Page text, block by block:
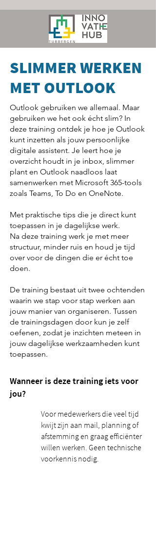
SLIMMER WERKEN
MET OUTLOOK
Outlook gebruiken we allemaal. Maar
gebruiken we het ook écht slim? In
deze training ontdek je hoe je Outlook
kunt inzetten als jouw persoonlijke
digitale assistent. Je leert hoe je
overzicht houdt in je inbox, slimmer
plant en Outlook naadloos laat
samenwerken met Microsoft 365-tools
zoals Teams, To Do en OneNote.
Met praktische tips die je direct kunt
toepassen in je dagelijkse werk.
Na deze training werk je met meer
structuur, minder ruis en houd je tijd
over voor de dingen die er écht toe
doen.
De training bestaat uit twee ochtenden
waarin we stap voor stap werken aan
jouw manier van organiseren. Tussen
de trainingsdagen door kun je zelf
oefenen, zodat je inzichten meteen in
jouw dagelijkse werkzaamheden kunt
toepassen.
Wanneer is deze training iets voor
jou?
Voor medewerkers die veel tijd
kwijt zijn aan mail, planning of
afstemming en graag efficiënter
willen werken. Geen technische
voorkennis nodig.